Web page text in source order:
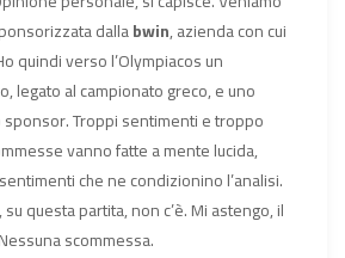
dallabwin, azienda con cui
quindi verso l’Olympiacos un
legato al campionato greco, e uno
Troppi sentimenti e troppo
vanno fatte a mente lucida,
che ne condizionino l’analisi.
questa partita, non c’è. Mi astengo, il
scommessa.